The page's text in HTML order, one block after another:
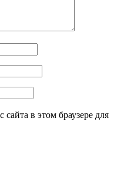
в этом браузере для